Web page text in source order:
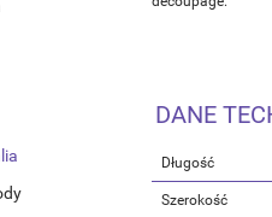
DANE
Długość
Szerokość